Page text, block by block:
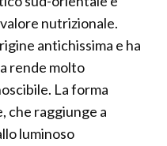
nutrizionale.
antichissima e ha
rende molto
La forma
che raggiunge a
luminoso